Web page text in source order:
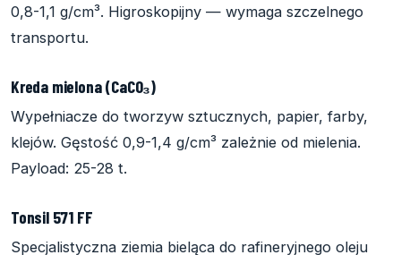
0,8-1,1 g/cm³. Higroskopijny — wymaga szczelnego
transportu.
Kreda mielona (CaCO₃)
Wypełniacze do tworzyw sztucznych, papier, farby,
klejów. Gęstość 0,9-1,4 g/cm³ zależnie od mielenia.
Payload: 25-28 t.
Tonsil 571 FF
Specjalistyczna ziemia bieląca do rafineryjnego oleju